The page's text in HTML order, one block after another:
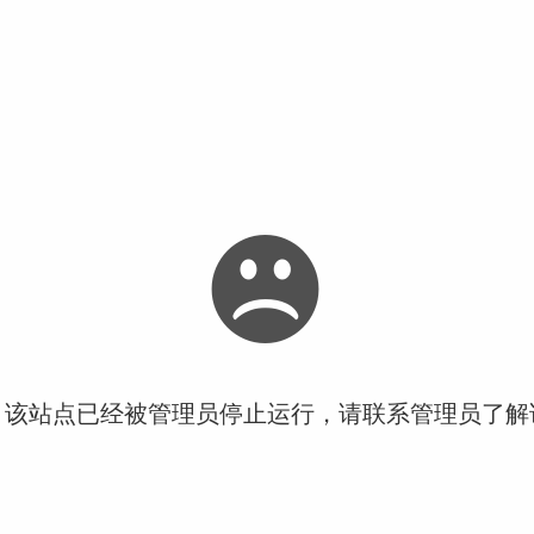
站点已经被管理员停止运行，请联系管理员了